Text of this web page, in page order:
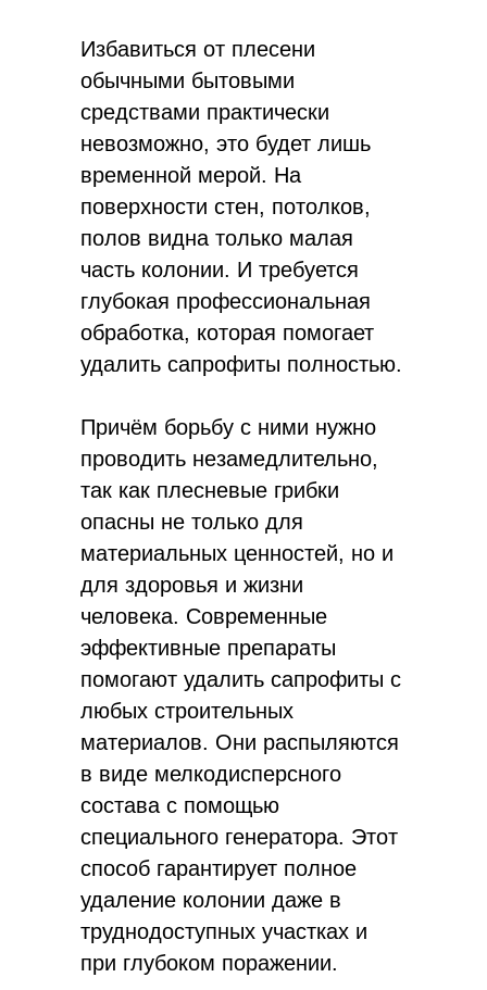
Избавиться от плесени
обычными бытовыми
средствами практически
невозможно, это будет лишь
временной мерой. На
поверхности стен, потолков,
полов видна только малая
часть колонии. И требуется
глубокая профессиональная
обработка, которая помогает
удалить сапрофиты полностью.
Причём борьбу с ними нужно
проводить незамедлительно,
так как плесневые грибки
опасны не только для
материальных ценностей, но и
для здоровья и жизни
человека. Современные
эффективные препараты
помогают удалить сапрофиты с
любых строительных
материалов. Они распыляются
в виде мелкодисперсного
состава с помощью
специального генератора. Этот
способ гарантирует полное
удаление колонии даже в
труднодоступных участках и
при глубоком поражении.